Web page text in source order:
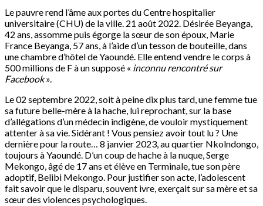
Le pauvre rend l’âme aux portes du Centre hospitalier
universitaire (CHU) de la ville. 21 août 2022. Désirée Beyanga,
42 ans, assomme puis égorge la sœur de son époux, Marie
France Beyanga, 57 ans, à l’aide d’un tesson de bouteille, dans
une chambre d’hôtel de Yaoundé. Elle entend vendre le corps à
500 millions de F à un supposé « inconnu rencontré sur
Facebook».
Le 02 septembre 2022, soit à peine dix plus tard, une femme tue
sa future belle-mère à la hache, lui reprochant, sur la base
d’allégations d’un médecin indigène, de vouloir mystiquement
attenter à sa vie. Sidérant ! Vous pensiez avoir tout lu ? Une
dernière pour la route… 8 janvier 2023, au quartier Nkolndongo,
toujours à Yaoundé. D’un coup de hache à la nuque, Serge
Mekongo, âgé de 17 ans et élève en Terminale, tue son père
adoptif, Belibi Mekongo. Pour justifier son acte, l’adolescent
fait savoir que le disparu, souvent ivre, exerçait sur sa mère et sa
sœur des violences psychologiques.